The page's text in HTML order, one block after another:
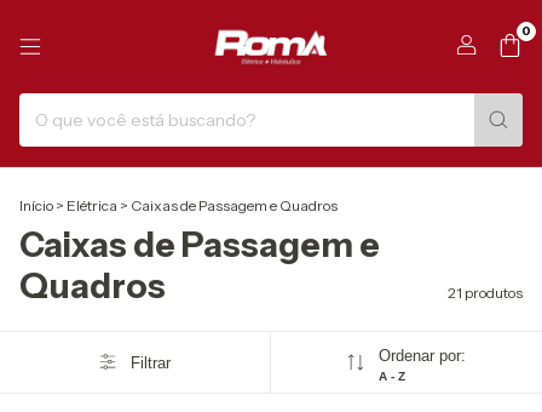
0
Início > Elétrica > Caixas de Passagem e Quadros
Caixas de Passagem e
Quadros
21 produtos
Filtrar Ordenar por:
A - Z